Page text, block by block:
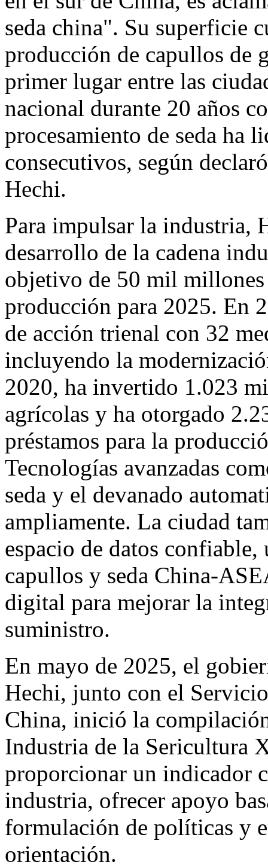
seda china". Su superficie
producción de capullos de
primer lugar entre las
nacional durante 20 años
procesamiento de seda ha
consecutivos, según
Hechi.
Para impulsar la industria,
desarrollo de la cadena
objetivo de 50 mil millones
producción para 2025. En
de acción trienal con 32
incluyendo la
2020, ha invertido 1.023
agrícolas y ha otorgado
préstamos para la
Tecnologías avanzadas
seda y el devanado
ampliamente. La ciudad
espacio de datos
capullos y seda China-
digital para mejorar la
suministro.
En mayo de 2025, el
Hechi, junto con el
China, inició la
Industria de la Sericultura
proporcionar un indicador
industria, ofrecer apoyo
formulación de políticas y
orientación.